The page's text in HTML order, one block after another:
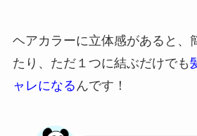
ヘアカラーに立体感があると、
たり、ただ１つに結ぶだけでも
ャレになる んです！